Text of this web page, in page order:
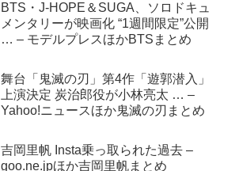
BTS・J-HOPE＆SUGA、ソロドキュ
メンタリーが映画化 “1週間限定”公開
… – モデルプレスほかBTSまとめ
舞台「鬼滅の刃」第4作「遊郭潜入」
上演決定 炭治郎役が小林亮太 … –
Yahoo!ニュースほか鬼滅の刃まとめ
吉岡里帆 Insta乗っ取られた過去 –
goo.ne.jpほか吉岡里帆まとめ